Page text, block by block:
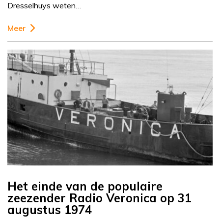
Dresselhuys weten…
Meer
Het einde van de populaire
zeezender Radio Veronica op 31
augustus 1974